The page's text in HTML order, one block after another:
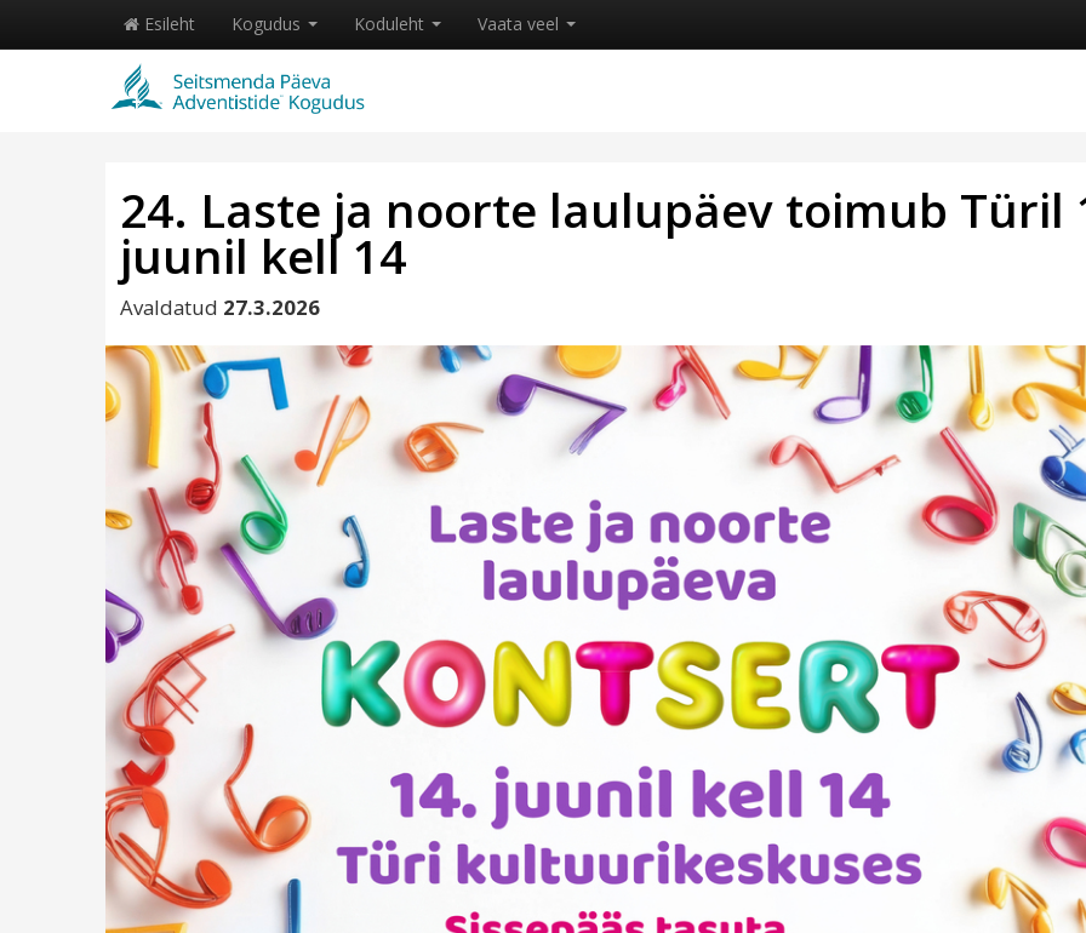
Esileht Kogudus Koduleht Vaata veel
24. Laste ja noorte laulupäev toimub Türil
juunil kell 14
Avaldatud 27.3.2026